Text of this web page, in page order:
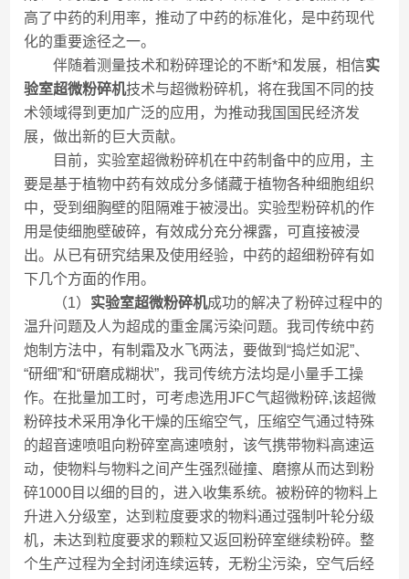
高了中药的利用率，推动了中药的标准化，是中药现代
化的重要途径之一。
伴随着测量技术和粉碎理论的不断*和发展，相信实
验室超微粉碎机技术与超微粉碎机，将在我国不同的技
术领域得到更加广泛的应用，为推动我国国民经济发
展，做出新的巨大贡献。
目前，实验室超微粉碎机在中药制备中的应用，主
要是基于植物中药有效成分多储藏于植物各种细胞组织
中，受到细胸壁的阻隔难于被浸出。实验型粉碎机的作
用是使细胞壁破碎，有效成分充分裸露，可直接被浸
出。从已有研究结果及使用经验，中药的超细粉碎有如
下几个方面的作用。
（1） 实验室超微粉碎机成功的解决了粉碎过程中的
温升问题及人为超成的重金属污染问题。我司传统中药
炮制方法中，有制霜及水飞两法，要做到“捣烂如泥”、
“研细”和“研磨成糊状”，我司传统方法均是小量手工操
作。在批量加工时，可考虑选用JFC气超微粉碎,该超微
粉碎技术采用净化干燥的压缩空气，压缩空气通过特殊
的超音速喷咀向粉碎室高速喷射，该气携带物料高速运
动，使物料与物料之间产生强烈碰撞、磨擦从而达到粉
碎1000目以细的目的，进入收集系统。被粉碎的物料上
升进入分级室，达到粒度要求的物料通过强制叶轮分级
机，未达到粒度要求的颗粒又返回粉碎室继续粉碎。整
个生产过程为全封闭连续运转，无粉尘污染，空气后经